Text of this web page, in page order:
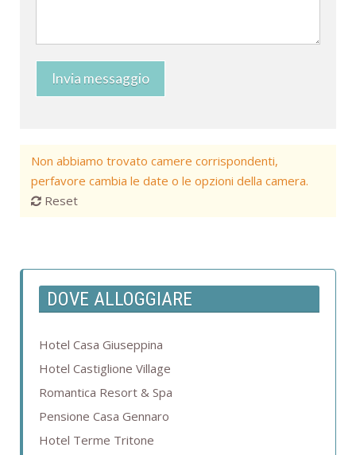
Invia messaggio
Non abbiamo trovato camere corrispondenti,
perfavore cambia le date o le opzioni della camera.
Reset
DOVE ALLOGGIARE
Hotel Casa Giuseppina
Hotel Castiglione Village
Romantica Resort & Spa
Pensione Casa Gennaro
Hotel Terme Tritone